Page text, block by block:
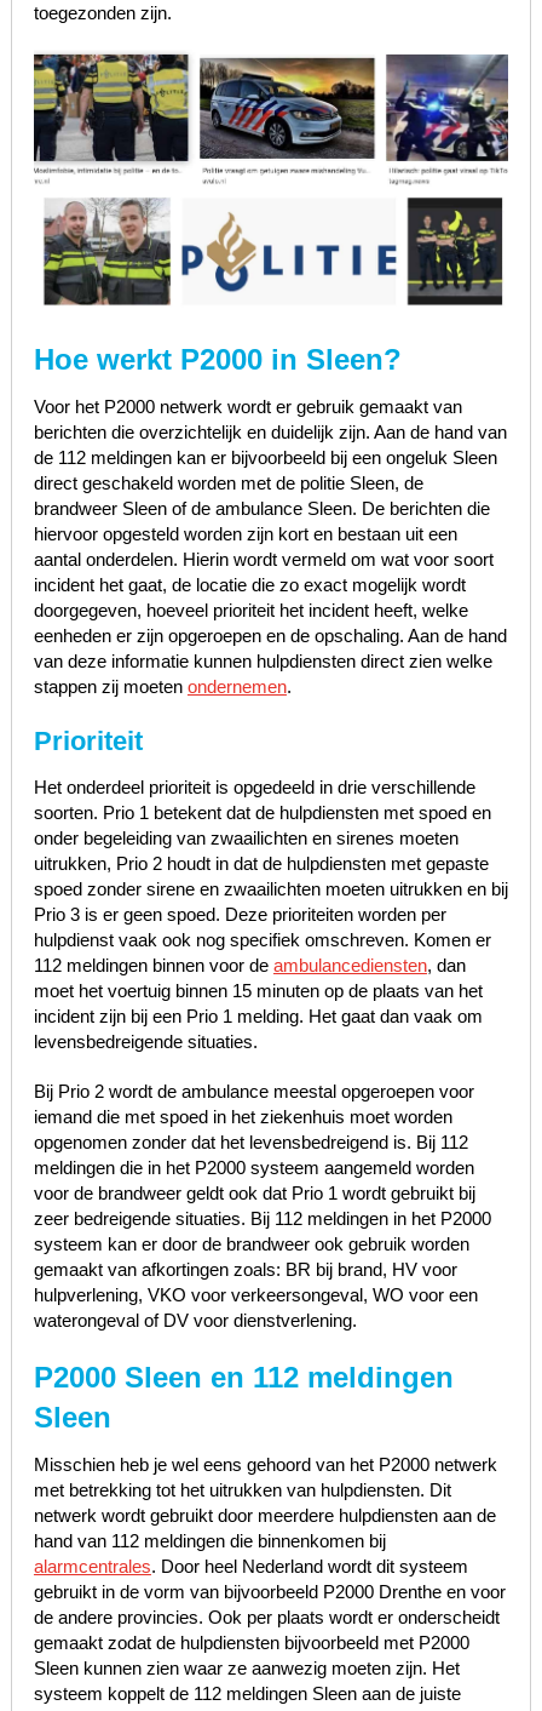
toegezonden zijn.
Hoe werkt P2000 in Sleen?
Voor het P2000 netwerk wordt er gebruik gemaakt van
berichten die overzichtelijk en duidelijk zijn. Aan de hand van
de 112 meldingen kan er bijvoorbeeld bij een ongeluk Sleen
direct geschakeld worden met de politie Sleen, de
brandweer Sleen of de ambulance Sleen. De berichten die
hiervoor opgesteld worden zijn kort en bestaan uit een
aantal onderdelen. Hierin wordt vermeld om wat voor soort
incident het gaat, de locatie die zo exact mogelijk wordt
doorgegeven, hoeveel prioriteit het incident heeft, welke
eenheden er zijn opgeroepen en de opschaling. Aan de hand
van deze informatie kunnen hulpdiensten direct zien welke
stappen zij moeten ondernemen.
Prioriteit
Het onderdeel prioriteit is opgedeeld in drie verschillende
soorten. Prio 1 betekent dat de hulpdiensten met spoed en
onder begeleiding van zwaailichten en sirenes moeten
uitrukken, Prio 2 houdt in dat de hulpdiensten met gepaste
spoed zonder sirene en zwaailichten moeten uitrukken en bij
Prio 3 is er geen spoed. Deze prioriteiten worden per
hulpdienst vaak ook nog specifiek omschreven. Komen er
112 meldingen binnen voor de ambulancediensten, dan
moet het voertuig binnen 15 minuten op de plaats van het
incident zijn bij een Prio 1 melding. Het gaat dan vaak om
levensbedreigende situaties.
Bij Prio 2 wordt de ambulance meestal opgeroepen voor
iemand die met spoed in het ziekenhuis moet worden
opgenomen zonder dat het levensbedreigend is. Bij 112
meldingen die in het P2000 systeem aangemeld worden
voor de brandweer geldt ook dat Prio 1 wordt gebruikt bij
zeer bedreigende situaties. Bij 112 meldingen in het P2000
systeem kan er door de brandweer ook gebruik worden
gemaakt van afkortingen zoals: BR bij brand, HV voor
hulpverlening, VKO voor verkeersongeval, WO voor een
waterongeval of DV voor dienstverlening.
P2000 Sleen en 112 meldingen
Sleen
Misschien heb je wel eens gehoord van het P2000 netwerk
met betrekking tot het uitrukken van hulpdiensten. Dit
netwerk wordt gebruikt door meerdere hulpdiensten aan de
hand van 112 meldingen die binnenkomen bij
alarmcentrales. Door heel Nederland wordt dit systeem
gebruikt in de vorm van bijvoorbeeld P2000 Drenthe en voor
de andere provincies. Ook per plaats wordt er onderscheidt
gemaakt zodat de hulpdiensten bijvoorbeeld met P2000
Sleen kunnen zien waar ze aanwezig moeten zijn. Het
systeem koppelt de 112 meldingen Sleen aan de juiste